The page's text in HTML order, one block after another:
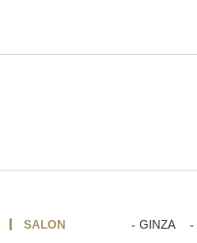
SALON GINZA